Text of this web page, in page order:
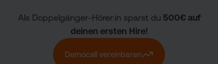
Als Doppelgänger-Hörer:in sparst du 500€ auf
deinen ersten Hire!
Democall vereinbaren